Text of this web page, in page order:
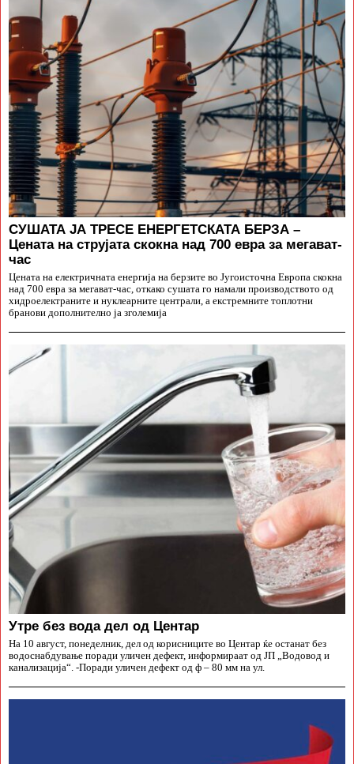
СУШАТА ЈА ТРЕСЕ ЕНЕРГЕТСКАТА БЕРЗА –
Цената на струјата скокна над 700 евра за мегават-
час
Цената на електричната енергија на берзите во Југоисточна Европа скокна
над 700 евра за мегават-час, откако сушата го намали производството од
хидроелектраните и нуклеарните централи, а екстремните топлотни
бранови дополнително ја зголемија
Утре без вода дел од Центар
На 10 август, понеделник, дел од корисниците во Центар ќе останат без
водоснабдување поради уличен дефект, информираат од ЈП „Водовод и
канализација“. -Поради уличен дефект од ф – 80 мм на ул.